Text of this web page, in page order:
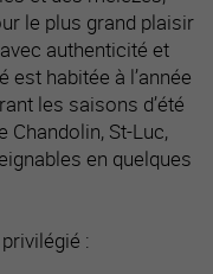
le plus grand plaisir
authenticité et
habitée à l’année
les saisons d’été
Chandolin, St-Luc,
en quelques
: